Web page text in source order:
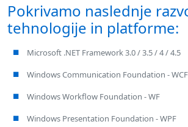
Pokrivamo naslednje
tehnologije in platforme:
Microsoft .NET Framework 3.0 / 3.5 / 4 / 4.5
Windows Communication Foundation - WCF
Windows Workflow Foundation - WF
Windows Presentation Foundation - WPF